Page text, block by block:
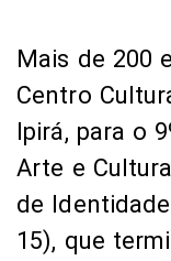
Mais de 200
Centro
Ipirá, para o
Arte e
de
15), que